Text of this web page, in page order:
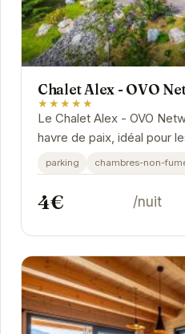
Chalet Alex - OVO
★★★★★
Le Chalet Alex - OVO
havre de paix, idéal pour
d'amis en quête de
parking chambres-non-
4€ /nuit